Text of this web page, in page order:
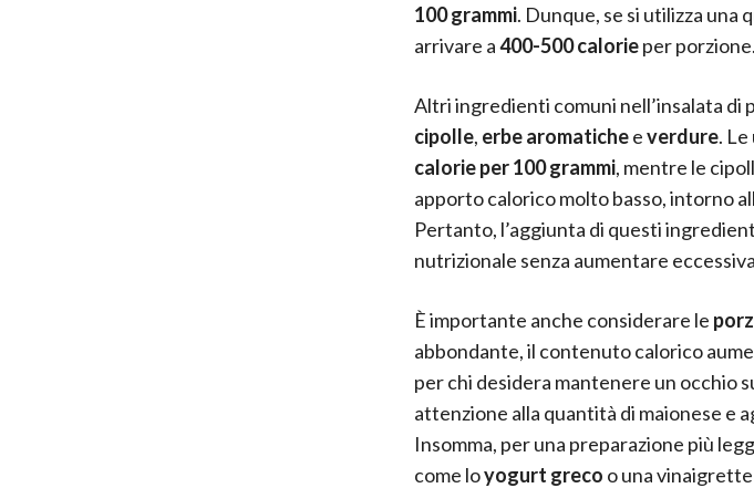
100 grammi. Dunque, se si utilizza una
arrivare a400-500 calorieper porzione.
Altri ingredienti comuni nell’insalata di
cipolle, erbe aromaticheeverdure.
calorie per 100 grammi, mentre le
apporto calorico molto basso, intorno
Pertanto, l’aggiunta di questi
nutrizionale senza aumentare
È importante anche considerare le
abbondante, il contenuto calorico
per chi desidera mantenere un occhio
attenzione alla quantità di maionese e
Insomma, per una preparazione più
come loyogurt greco o una